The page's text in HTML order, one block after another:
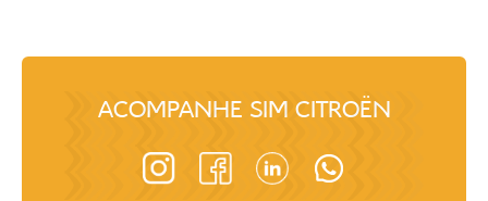
ACOMPANHE SIM CITROËN